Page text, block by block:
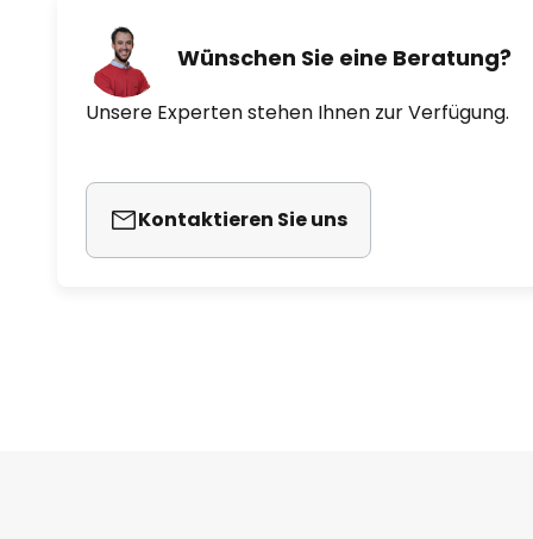
Wünschen Sie eine Beratung?
Unsere Experten stehen Ihnen zur Verfügung.
Kontaktieren Sie uns